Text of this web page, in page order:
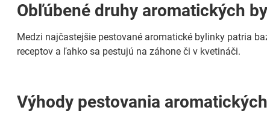
Obľúbené druhy aromatických
Medzi najčastejšie pestované aromatické bylinky patria
receptov a ľahko sa pestujú na záhone či v kvetináči.
Výhody pestovania